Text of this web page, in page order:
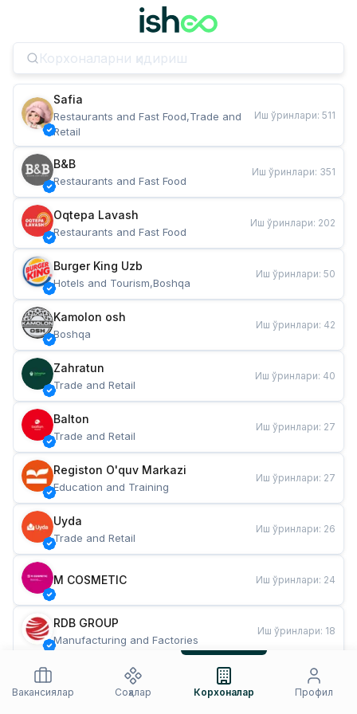
Safia
Restaurants and Fast Food,Trade and
Retail
Иш ўринлари: 511
B&B
Restaurants and Fast Food
Иш ўринлари: 351
Oqtepa Lavash
Restaurants and Fast Food
Иш ўринлари: 202
Burger King Uzb
Hotels and Tourism,Boshqa
Иш ўринлари: 50
Kamolon osh
Boshqa
Иш ўринлари: 42
Zahratun
Trade and Retail
Иш ўринлари: 40
Balton
Trade and Retail
Иш ўринлари: 27
Registon O'quv Markazi
Education and Training
Иш ўринлари: 27
Uyda
Trade and Retail
Иш ўринлари: 26
M COSMETIC Иш ўринлари: 24
RDB GROUP
Manufacturing and Factories
Иш ўринлари: 18
Restaurants and Fast Food
Иш ўринлари
Вакансиялар
Соҳалар Корхоналар Профил